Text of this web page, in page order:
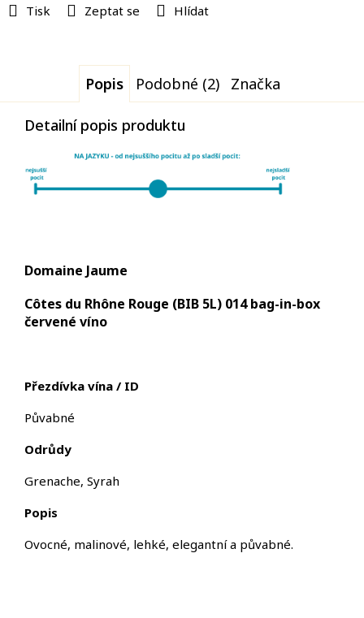
Tisk Zeptat se Hlídat
Popis Podobné (2) Značka
Detailní popis produktu
Domaine Jaume
Côtes du Rhône Rouge (BIB 5L) 014 bag-in-box
červené víno
Přezdívka vína / ID
Půvabné
Odrůdy
Grenache, Syrah
Popis
Ovocné, malinové, lehké, elegantní a půvabné.